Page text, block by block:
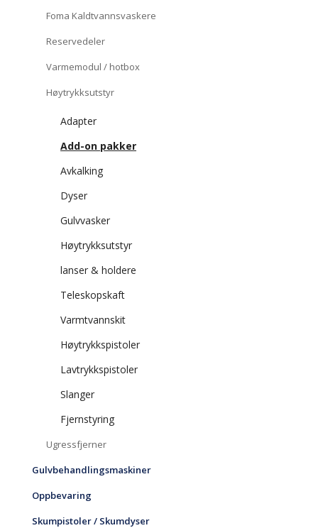
Foma Kaldtvannsvaskere
Reservedeler
Varmemodul / hotbox
Høytrykksutstyr
Adapter
Add-on pakker
Avkalking
Dyser
Gulvvasker
Høytrykksutstyr
lanser & holdere
Teleskopskaft
Varmtvannskit
Høytrykkspistoler
Lavtrykkspistoler
Slanger
Fjernstyring
Ugressfjerner
Gulvbehandlingsmaskiner
Oppbevaring
Skumpistoler / Skumdyser